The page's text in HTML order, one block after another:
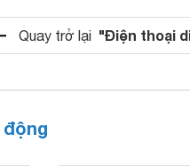
Quay trở lại "Điện thoại